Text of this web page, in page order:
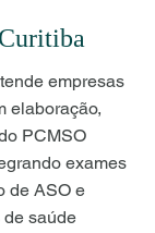
empresas
elaboração,
PCMSO
exames
de ASO e
saúde